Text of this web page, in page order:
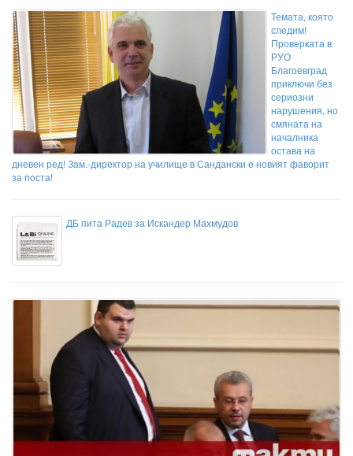
Темата, която
следим!
Проверката в
РУО
Благоевград
приключи без
сериозни
нарушения, но
смяната на
началника
остава на
дневен ред! Зам.-директор на училище в Сандански е новият фаворит
за поста!
ДБ пита Радев за Искандер Махмудов